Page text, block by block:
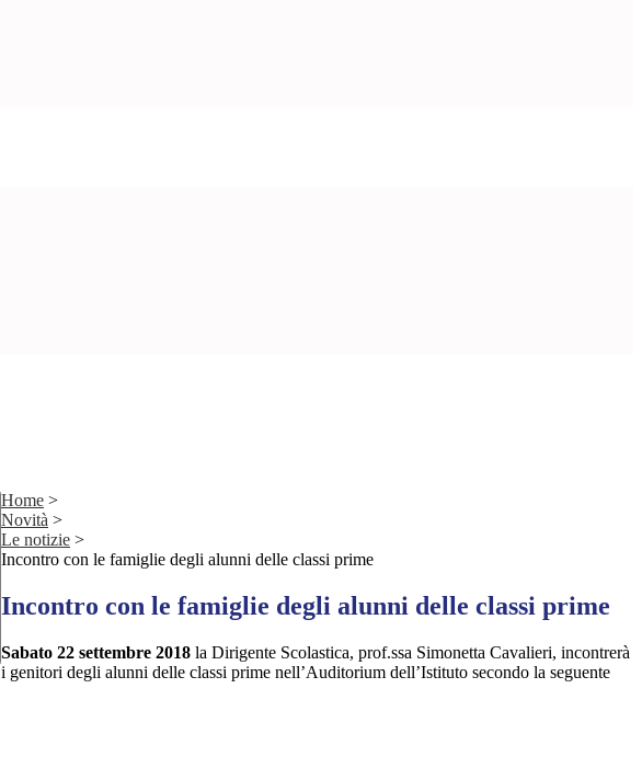
Home >
Novità >
Le notizie >
Incontro con le famiglie degli alunni delle classi prime
Incontro con le famiglie degli alunni delle classi prime
Sabato 22 settembre 2018 la Dirigente Scolastica, prof.ssa Simonetta Cavalieri, incontrerà
i genitori degli alunni delle classi prime nell’Auditorium dell’Istituto secondo la seguente